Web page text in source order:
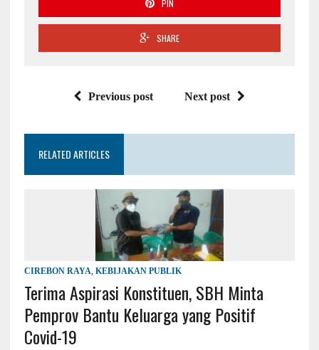
PIN
SHARE
Previous post Next post
RELATED ARTICLES
CIREBON RAYA, KEBIJAKAN PUBLIK
Terima Aspirasi Konstituen, SBH Minta
Pemprov Bantu Keluarga yang Positif
Covid-19